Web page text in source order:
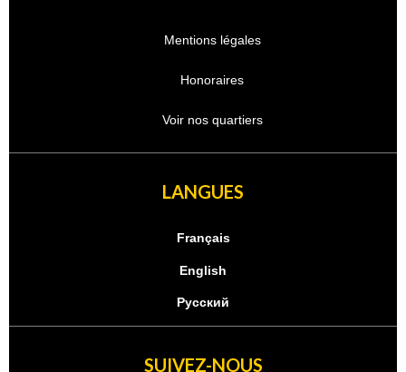
Mentions légales
Honoraires
Voir nos quartiers
LANGUES
Français
English
Русский
SUIVEZ-NOUS